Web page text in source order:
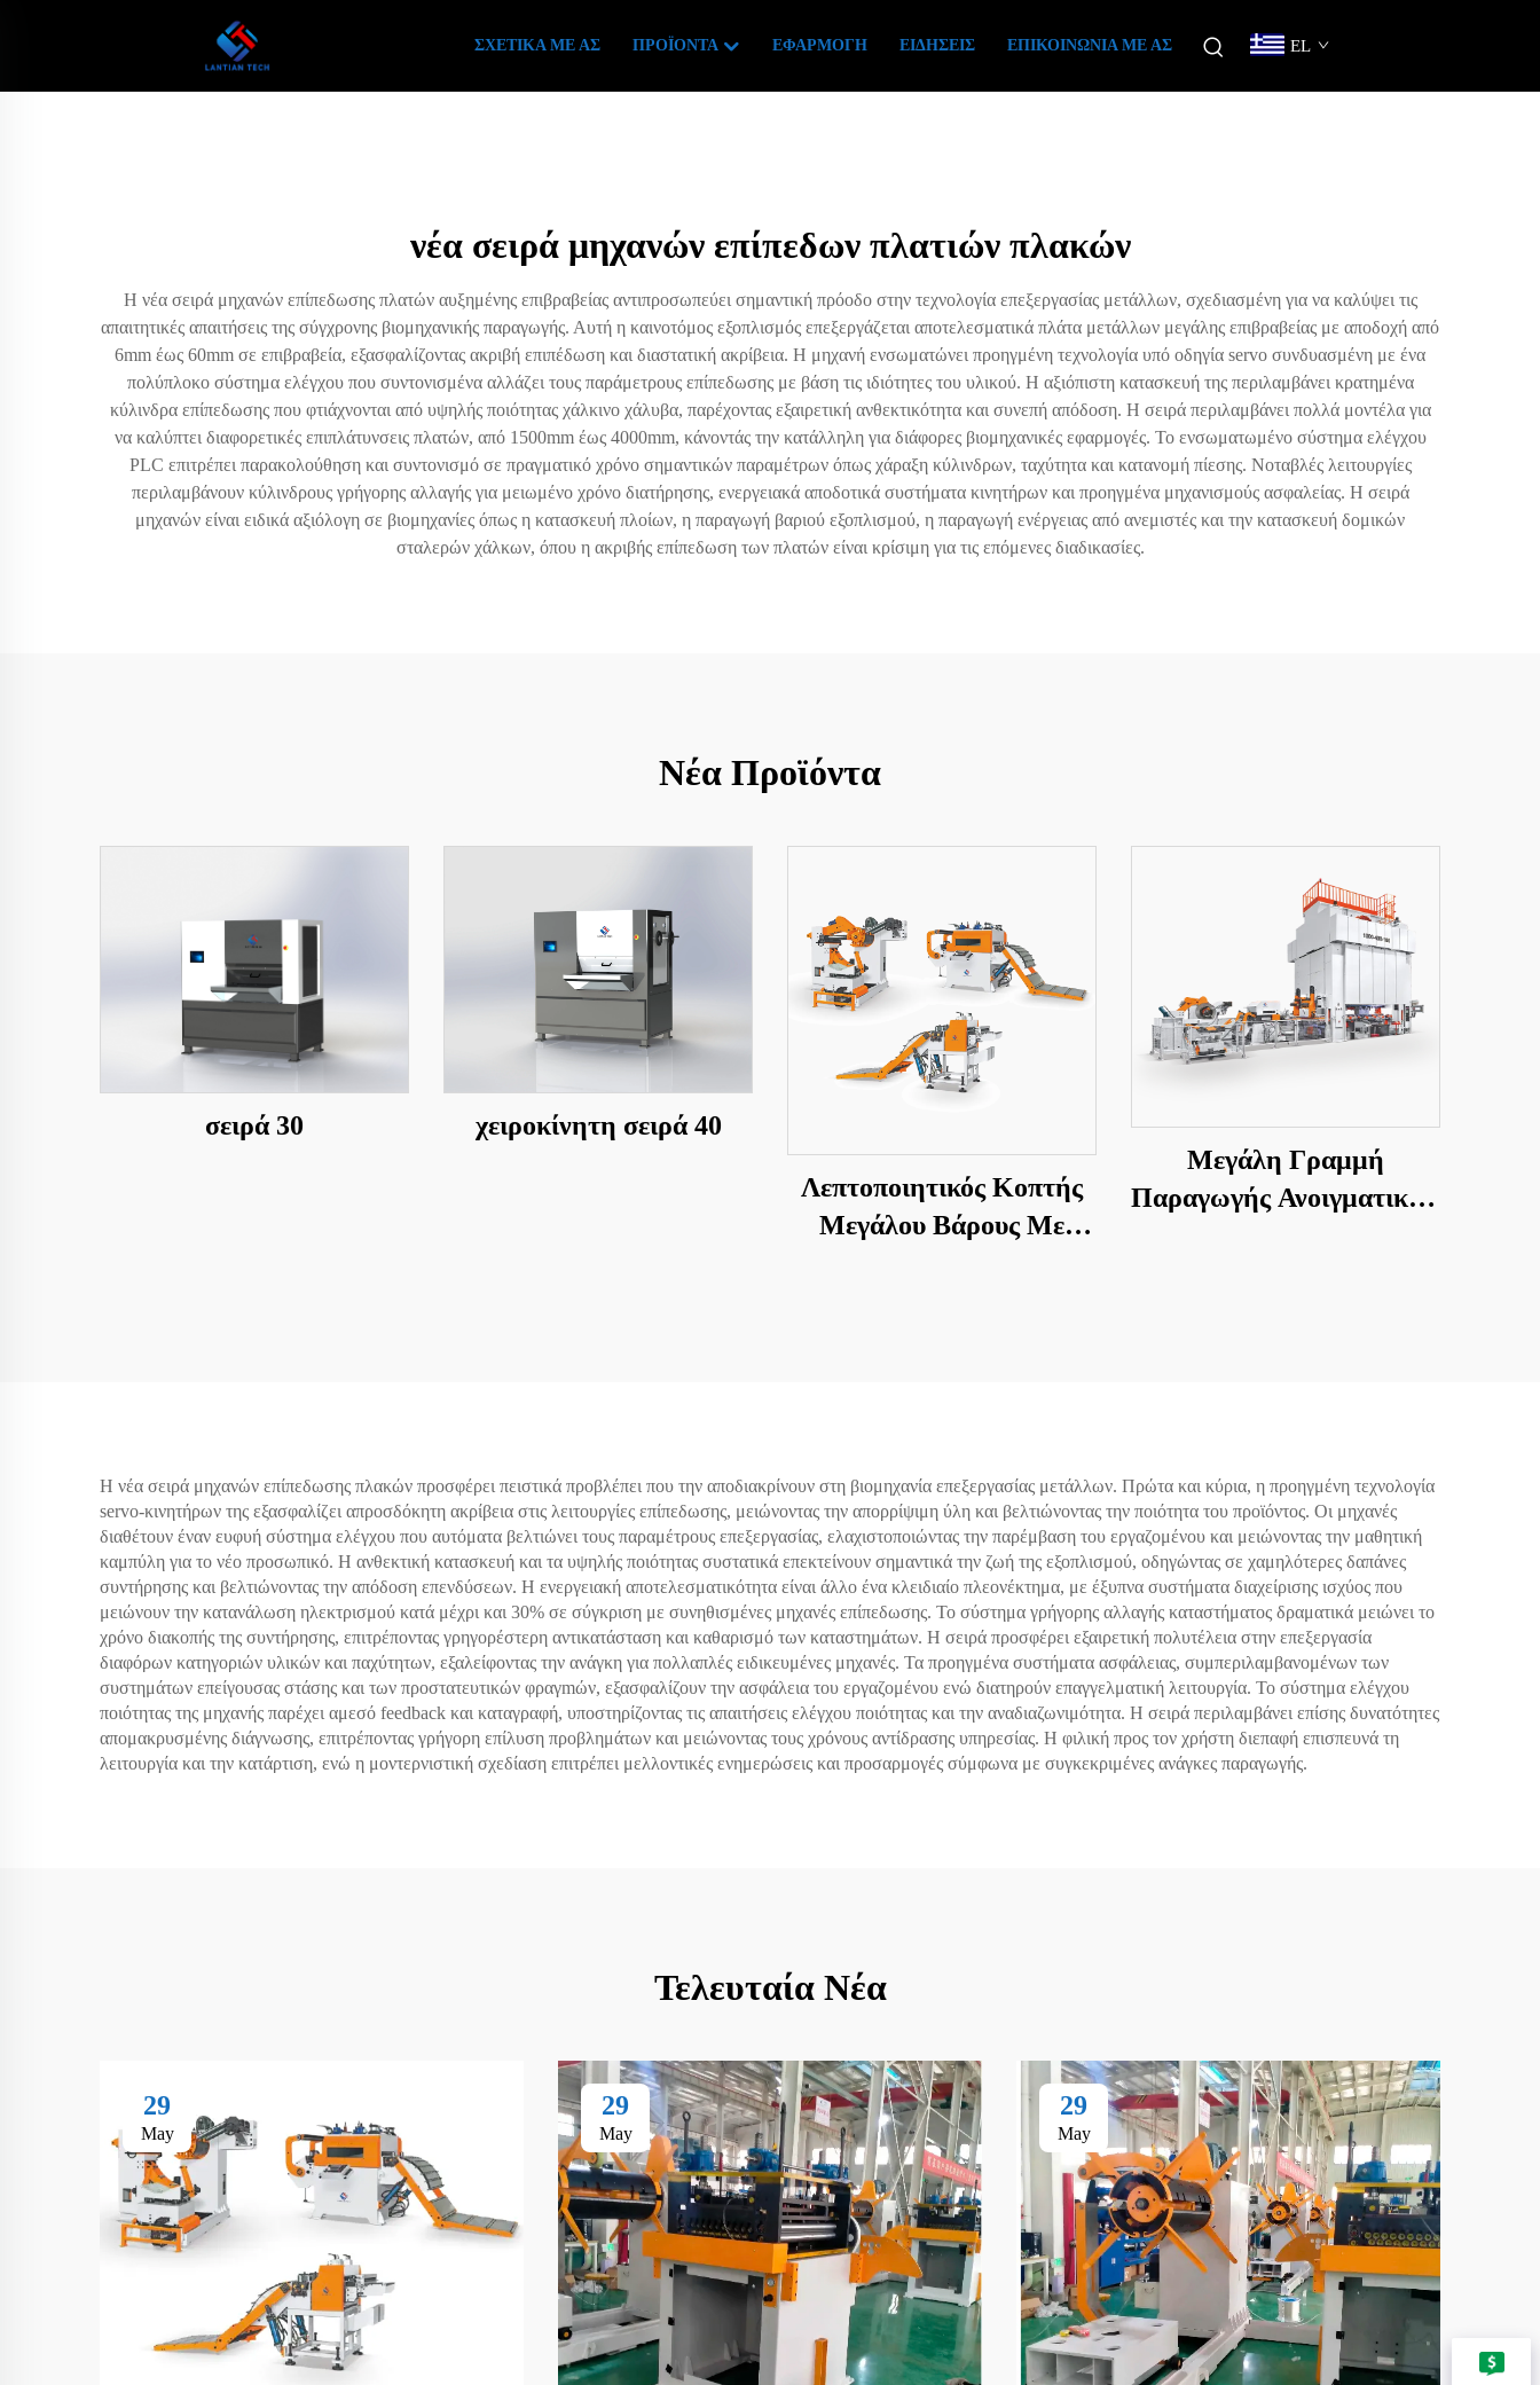
ΣΧΕΤΙΚΆ ΜΕ ΑΣ ΠΡΟΪΌΝΤΑ ΕΦΑΡΜΟΓΉ ΕΙΔΉΣΕΙΣ ΕΠΙΚΟΙΝΩΝΊΑ ΜΕ ΑΣ EL
νέα σειρά μηχανών επίπεδων πλατιών πλακών
Η νέα σειρά μηχανών επίπεδωσης πλατών αυξημένης επιβραβείας αντιπροσωπεύει σημαντική πρόοδο στην τεχνολογία επεξεργασίας μετάλλων, σχεδιασμένη για να καλύψει τις
απαιτητικές απαιτήσεις της σύγχρονης βιομηχανικής παραγωγής. Αυτή η καινοτόμος εξοπλισμός επεξεργάζεται αποτελεσματικά πλάτα μετάλλων μεγάλης επιβραβείας με αποδοχή από
6mm έως 60mm σε επιβραβεία, εξασφαλίζοντας ακριβή επιπέδωση και διαστατική ακρίβεια. Η μηχανή ενσωματώνει προηγμένη τεχνολογία υπό οδηγία servo συνδυασμένη με ένα
πολύπλοκο σύστημα ελέγχου που συντονισμένα αλλάζει τους παράμετρους επίπεδωσης με βάση τις ιδιότητες του υλικού. Η αξιόπιστη κατασκευή της περιλαμβάνει κρατημένα
κύλινδρα επίπεδωσης που φτιάχνονται από υψηλής ποιότητας χάλκινο χάλυβα, παρέχοντας εξαιρετική ανθεκτικότητα και συνεπή απόδοση. Η σειρά περιλαμβάνει πολλά μοντέλα για
να καλύπτει διαφορετικές επιπλάτυνσεις πλατών, από 1500mm έως 4000mm, κάνοντάς την κατάλληλη για διάφορες βιομηχανικές εφαρμογές. Το ενσωματωμένο σύστημα ελέγχου
PLC επιτρέπει παρακολούθηση και συντονισμό σε πραγματικό χρόνο σημαντικών παραμέτρων όπως χάραξη κύλινδρων, ταχύτητα και κατανομή πίεσης. Νοταβλές λειτουργίες
περιλαμβάνουν κύλινδρους γρήγορης αλλαγής για μειωμένο χρόνο διατήρησης, ενεργειακά αποδοτικά συστήματα κινητήρων και προηγμένα μηχανισμούς ασφαλείας. Η σειρά
μηχανών είναι ειδικά αξιόλογη σε βιομηχανίες όπως η κατασκευή πλοίων, η παραγωγή βαριού εξοπλισμού, η παραγωγή ενέργειας από ανεμιστές και την κατασκευή δομικών
σταλερών χάλκων, όπου η ακριβής επίπεδωση των πλατών είναι κρίσιμη για τις επόμενες διαδικασίες.
Νέα Προϊόντα
σειρά 30 χειροκίνητη σειρά 40
Λεπτοποιητικός Κοπτής
Μεγάλου Βάρους Με
Μεγάλη Γραμμή
Παραγωγής Ανοιγματικών
Η νέα σειρά μηχανών επίπεδωσης πλακών προσφέρει πειστικά προβλέπει που την αποδιακρίνουν στη βιομηχανία επεξεργασίας μετάλλων. Πρώτα και κύρια, η προηγμένη τεχνολογία
servo-κινητήρων της εξασφαλίζει απροσδόκητη ακρίβεια στις λειτουργίες επίπεδωσης, μειώνοντας την απορρίψιμη ύλη και βελτιώνοντας την ποιότητα του προϊόντος. Οι μηχανές
διαθέτουν έναν ευφυή σύστημα ελέγχου που αυτόματα βελτιώνει τους παραμέτρους επεξεργασίας, ελαχιστοποιώντας την παρέμβαση του εργαζομένου και μειώνοντας την μαθητική
καμπύλη για το νέο προσωπικό. Η ανθεκτική κατασκευή και τα υψηλής ποιότητας συστατικά επεκτείνουν σημαντικά την ζωή της εξοπλισμού, οδηγώντας σε χαμηλότερες δαπάνες
συντήρησης και βελτιώνοντας την απόδοση επενδύσεων. Η ενεργειακή αποτελεσματικότητα είναι άλλο ένα κλειδιαίο πλεονέκτημα, με έξυπνα συστήματα διαχείρισης ισχύος που
μειώνουν την κατανάλωση ηλεκτρισμού κατά μέχρι και 30% σε σύγκριση με συνηθισμένες μηχανές επίπεδωσης. Το σύστημα γρήγορης αλλαγής καταστήματος δραματικά μειώνει το
χρόνο διακοπής της συντήρησης, επιτρέποντας γρηγορέστερη αντικατάσταση και καθαρισμό των καταστημάτων. Η σειρά προσφέρει εξαιρετική πολυτέλεια στην επεξεργασία
διαφόρων κατηγοριών υλικών και παχύτητων, εξαλείφοντας την ανάγκη για πολλαπλές ειδικευμένες μηχανές. Τα προηγμένα συστήματα ασφάλειας, συμπεριλαμβανομένων των
συστημάτων επείγουσας στάσης και των προστατευτικών φραγmών, εξασφαλίζουν την ασφάλεια του εργαζομένου ενώ διατηρούν επαγγελματική λειτουργία. Το σύστημα ελέγχου
ποιότητας της μηχανής παρέχει αμεσό feedback και καταγραφή, υποστηρίζοντας τις απαιτήσεις ελέγχου ποιότητας και την αναδιαζωνιμότητα. Η σειρά περιλαμβάνει επίσης δυνατότητες
απομακρυσμένης διάγνωσης, επιτρέποντας γρήγορη επίλυση προβλημάτων και μειώνοντας τους χρόνους αντίδρασης υπηρεσίας. Η φιλική προς τον χρήστη διεπαφή επισπευνά τη
λειτουργία και την κατάρτιση, ενώ η μοντερνιστική σχεδίαση επιτρέπει μελλοντικές ενημερώσεις και προσαρμογές σύμφωνα με συγκεκριμένες ανάγκες παραγωγής.
Τελευταία Νέα
29
May
29
May
29
May